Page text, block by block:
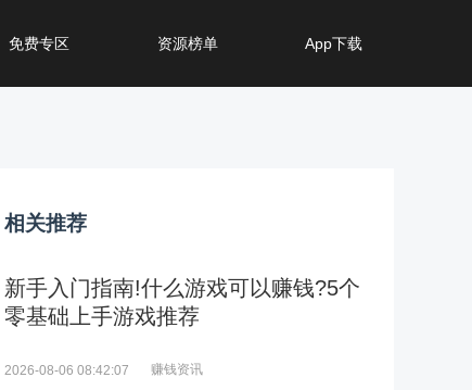
免费专区 资源榜单 App下载
相关推荐
新手入门指南!什么游戏可以赚钱?5个
零基础上手游戏推荐
2026-08-06 08:42:07 赚钱资讯